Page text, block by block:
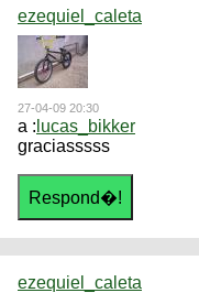
ezequiel_caleta
27-04-09 20:30
a : lucas_bikker
graciasssss
ezequiel_caleta